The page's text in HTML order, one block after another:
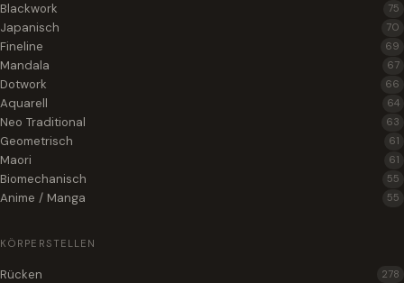
Blackwork 75
Japanisch 70
Fineline 69
Mandala 67
Dotwork 66
Aquarell 64
Neo Traditional 63
Geometrisch 61
Maori 61
Biomechanisch 55
Anime / Manga 55
KÖRPERSTELLEN
Rücken 278